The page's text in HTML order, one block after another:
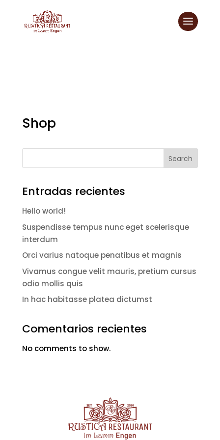
Shop
Search
Entradas recientes
Hello world!
Suspendisse tempus nunc eget scelerisque
interdum
Orci varius natoque penatibus et magnis
Vivamus congue velit mauris, pretium cursus
odio mollis quis
In hac habitasse platea dictumst
Comentarios recientes
No comments to show.